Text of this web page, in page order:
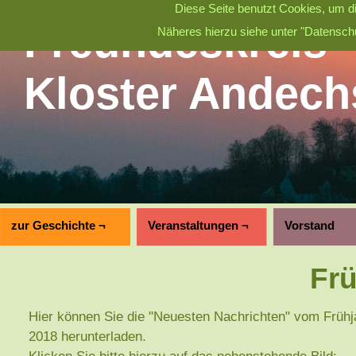
Diese Seite benutzt Cookies, um
Näheres hierzu siehe unter
zur Geschichte ¬ Veranstaltungen ¬ Vorstand
Freundeskreis
Kloster
Hier können Sie die "Neuesten Nachrichten" vom
2018 herunterladen.